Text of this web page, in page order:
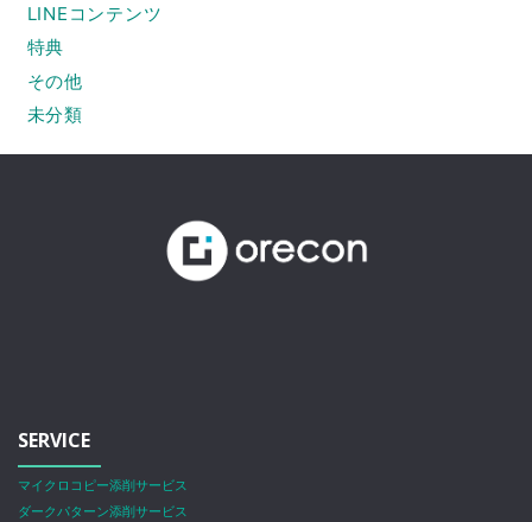
LINEコンテンツ
特典
その他
未分類
SERVICE
マイクロコピー添削サービス
ダークパターン添削サービス